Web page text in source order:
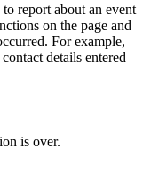
report about an event
on the page and
For example,
details entered
is over.